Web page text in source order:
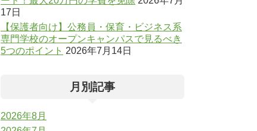
17日
【保護者向け】公務員・保育・ビジネス系
専門学校のオープンキャンパスで見るべき
5つのポイント 2026年7月14日
月別記事
2026年8月